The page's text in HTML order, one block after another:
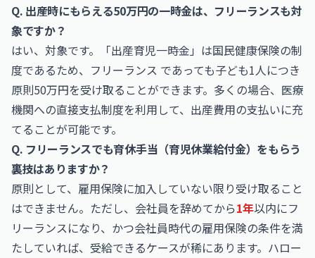
Q. 出産時にもらえる50万円の一時金は、フリーランスも対
象ですか？
はい、対象です。「出産育児一時金」は国民健康保険の制
度であるため、フリーランス であっても子ども1人につき
原則50万円を受け取ることができます。多くの場合、医療
機関への直接支払制度を利用して、出産費用の支払いに充
てることが可能です。
Q. フリーランスでも育休手当（育児休業給付金）をもらう
裏技はありますか？
原則として、雇用保険に加入していない限り受け取ること
はできません。ただし、会社員を辞めてから1年以内にフ
リーランスになり、かつ会社員時代の雇用保険の条件を満
たしていれば、受給できるケースが稀にあります。ハロー